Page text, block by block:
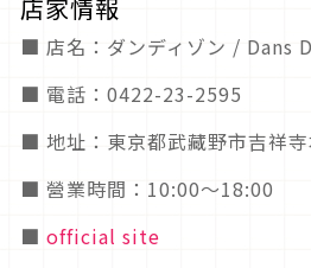
店家情報
■ 店名：ダンディゾン / Dans
■ 電話：0422-23-2595
■ 地址：東京都武藏野市吉祥
■ 營業時間：10:00～18:00
■ official site